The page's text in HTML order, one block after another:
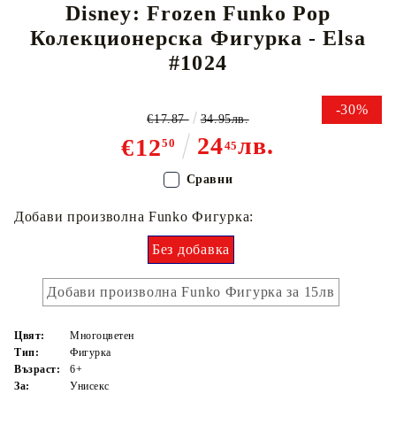
Disney: Frozen Funko Pop
Колекционерска Фигурка - Elsa
#1024
-30%
€1250 2445лв.
€17.87 34.95лв.
Добави произволна Funko Фигурка:
Без добавка
Добави произволна Funko Фигурка за 15лв
Цвят:
Многоцветен
Тип:
Фигурка
Възраст:
6+
За:
Унисекс
Сравни